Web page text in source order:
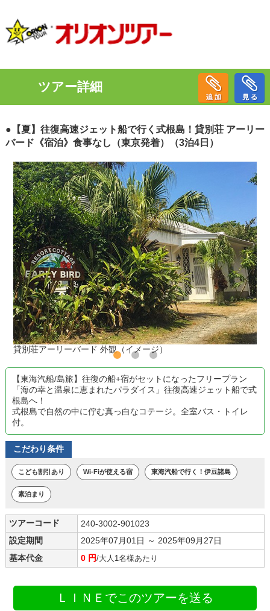
ツアー詳細
●【夏】往復高速ジェット船で行く式根島！貸別荘 アーリー
バード《宿泊》食事なし（東京発着）（3泊4日）
貸別荘アーリーバード 外観（イメージ）
【東海汽船/島旅】往復の船+宿がセットになったフリープラン
「海の幸と温泉に恵まれたパラダイス」往復高速ジェット船で式
根島へ！
式根島で自然の中に佇む真っ白なコテージ。全室バス・トイレ
付。
こだわり条件
こども割引あり Wi-Fiが使える宿 東海汽船で行く！伊豆諸島
素泊まり
ツアーコード
240-3002-901023
設定期間
2025年07月01日 ～ 2025年09月27日
基本代金
0 円/大人1名様あたり
ＬＩＮＥでこのツアーを送る